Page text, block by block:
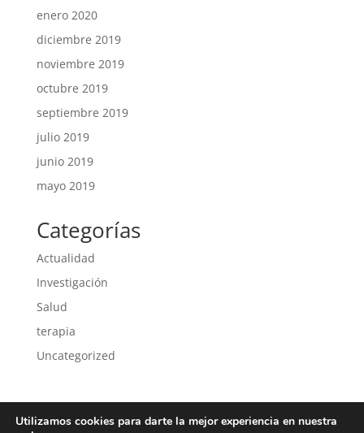
enero 2020
diciembre 2019
noviembre 2019
octubre 2019
septiembre 2019
julio 2019
junio 2019
mayo 2019
Categorías
Actualidad
Investigación
Salud
terapia
Uncategorized
Utilizamos cookies para darte la mejor experiencia en nuestra